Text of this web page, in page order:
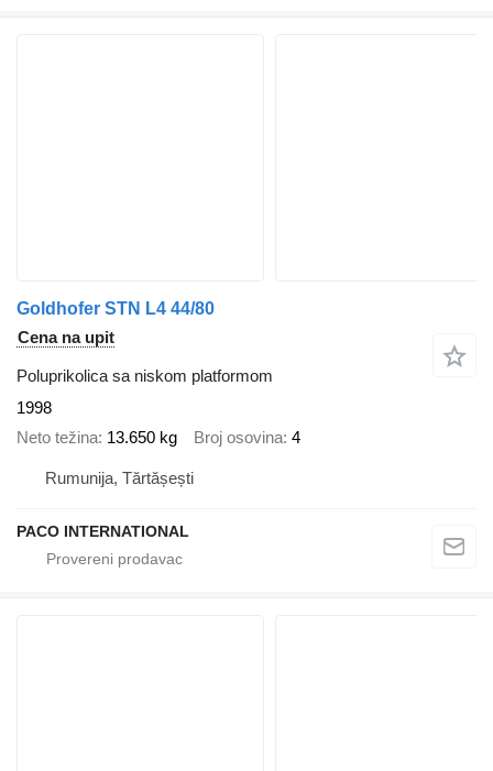
Goldhofer STN L4 44/80
Cena na upit
Poluprikolica sa niskom platformom
1998
Neto težina 13.650 kg Broj osovina 4
Rumunija, Tărtășești
PACO INTERNATIONAL